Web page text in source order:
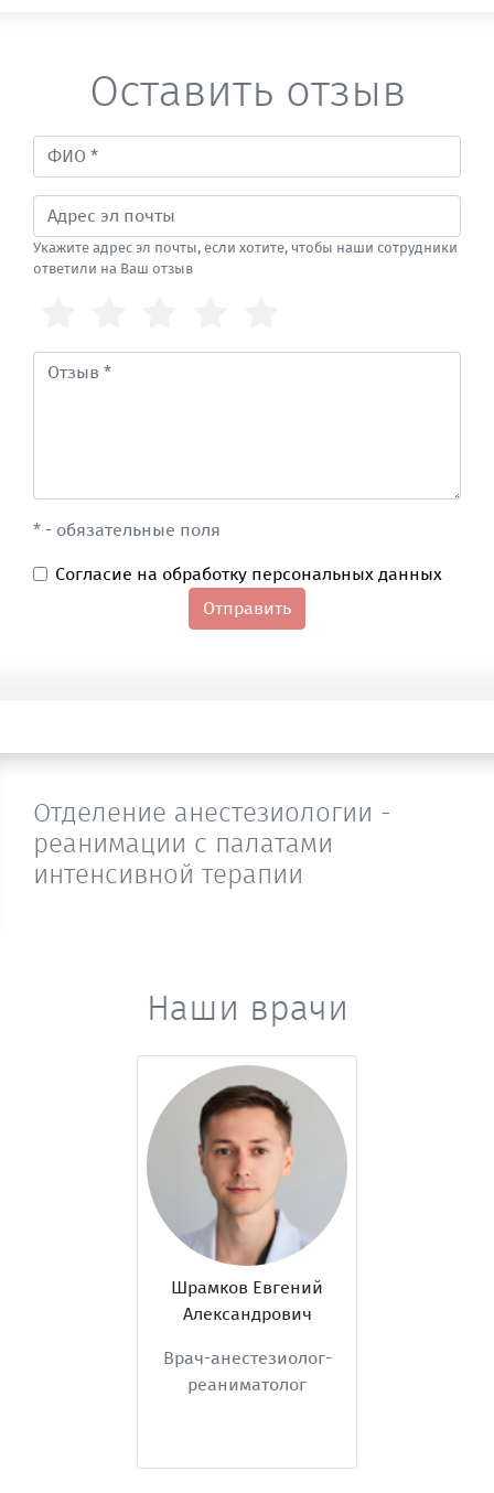
Оставить отзыв
Укажите адрес эл почты, если хотите, чтобы наши сотрудники
ответили на Ваш отзыв
* - обязательные поля
Согласие на обработку персональных данных
Отправить
Отделение анестезиологии -
реанимации с палатами
интенсивной терапии
Наши врачи
Шрамков Евгений
Александрович
Врач-анестезиолог-
реаниматолог